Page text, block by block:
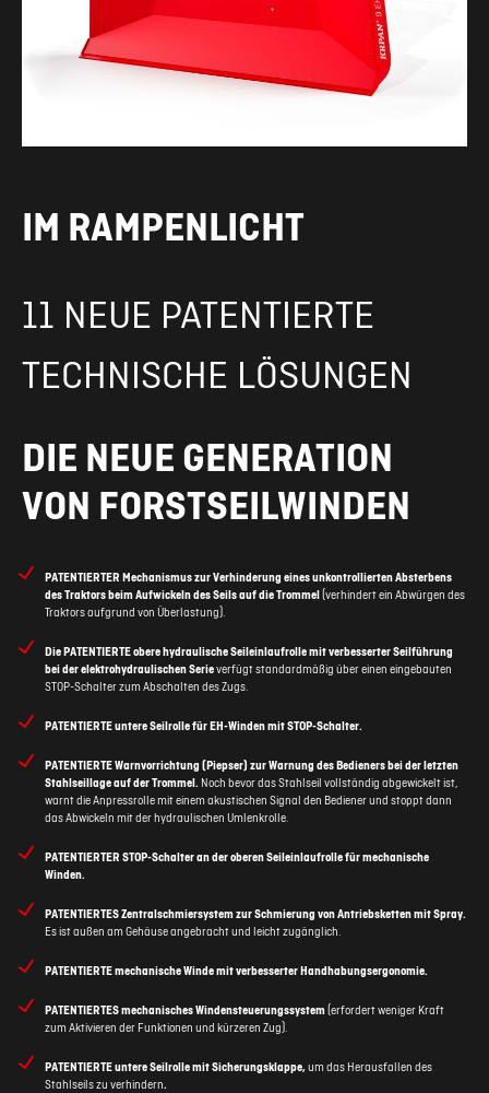
IM RAMPENLICHT
11 NEUE PATENTIERTE
TECHNISCHE LÖSUNGEN
DIE NEUE GENERATION
VON FORSTSEILWINDEN
PATENTIERTER Mechanismus zur Verhinderung eines unkontrollierten Absterbens
des Traktors beim Aufwickeln des Seils auf die Trommel(verhindert ein Abwürgen des
Traktors aufgrund von Überlastung).
Die PATENTIERTE obere hydraulische Seileinlaufrolle mit verbesserter Seilführung
bei der elektrohydraulischen Serieverfügt standardmäßig über einen eingebauten
STOP-Schalter zum Abschalten des Zugs.
PATENTIERTEuntere Seilrolle für EH-Winden mit STOP-Schalter.
PATENTIERTEWarnvorrichtung (Piepser) zur Warnung des Bedieners bei der letzten
Stahlseillage auf der Trommel. Noch bevor das Stahlseil vollständig abgewickelt ist,
warnt die Anpressrolle mit einem akustischen Signal den Bediener und stoppt dann
das Abwickeln mit der hydraulischen Umlenkrolle.
PATENTIERTER STOP-Schalter an der oberen Seileinlaufrolle für mechanische
Winden.
PATENTIERTESZentralschmiersystemzur Schmierung von Antriebsketten mit Spray.
Es ist außen am Gehäuse angebracht und leicht zugänglich.
PATENTIERTEmechanische Winde mit verbesserter Handhabungsergonomie.
PATENTIERTESmechanisches Windensteuerungssystem(erfordert weniger Kraft
zum Aktivieren der Funktionen und kürzeren Zug).
PATENTIERTEuntere Seilrolle mit Sicherungsklappe,um das Herausfallen des
Stahlseils zu verhindern.